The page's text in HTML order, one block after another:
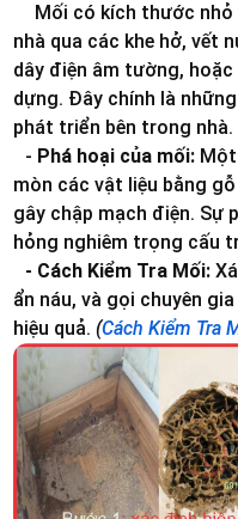
Mối có kích thước nhỏ
nhà qua các khe hở, vết
dây điện âm tường,
dựng. Đây chính là
phát triển bên trong nhà.
- Phá hoại của mối:
mòn các vật liệu bằng
gây chập mạch điện. Sự
hỏng nghiêm trọng cấu
- Cách Kiểm Tra Mối:
ẩn náu, và gọi chuyên
hiệu quả.(Cách Kiểm Tra